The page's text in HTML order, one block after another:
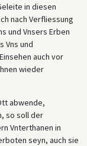
in diesen
nach Verfliessung
und Vnsers Erben
Vns und
auch vor
wieder
abwende,
so soll der
Vnterthanen in
seyn, auch sie